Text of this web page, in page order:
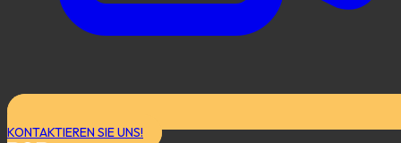
KONTAKTIEREN SIE UNS!